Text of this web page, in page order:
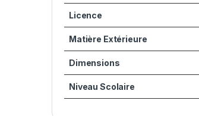
Licence
Matière Extérieure
Dimensions
Niveau Scolaire